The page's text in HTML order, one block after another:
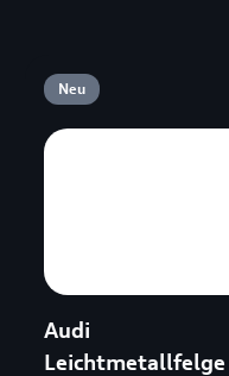
Neu
Audi